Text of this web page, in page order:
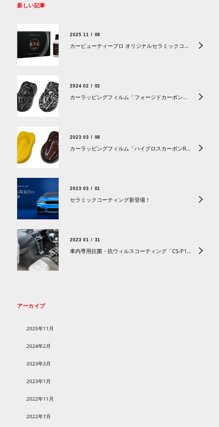
新しい記事
2025 11 / 08
カービューティープロ オリジナルセラミックコーティング「EXE-zero7」新登場
2024 02 / 02
カーラッピングフィルム「フォージドカーボン」シリーズが登場。
2023 03 / 08
カーラッピングフィルム「ハイグロスカーボンR」さらに新色追加！
2023 03 / 01
セラミックコーティング新登場！
2023 01 / 31
車内専用抗菌・抗ウィルスコーティング「CS-P10 カーリフレッシュプロ」新登場！
アーカイブ
2025年11月
2024年2月
2023年3月
2023年1月
2022年11月
2022年7月